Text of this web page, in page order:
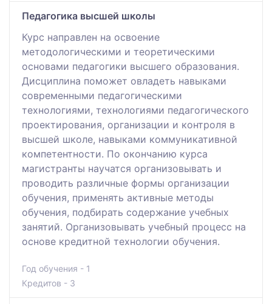
Педагогика высшей школы
Курс направлен на освоение
методологическими и теоретическими
основами педагогики высшего образования.
Дисциплина поможет овладеть навыками
современными педагогическими
технологиями, технологиями педагогического
проектирования, организации и контроля в
высшей школе, навыками коммуникативной
компетентности. По окончанию курса
магистранты научатся организовывать и
проводить различные формы организации
обучения, применять активные методы
обучения, подбирать содержание учебных
занятий. Организовывать учебный процесс на
основе кредитной технологии обучения.
Год обучения - 1
Кредитов - 3